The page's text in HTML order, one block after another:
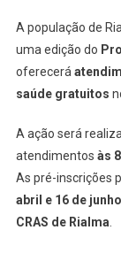
A população de
uma edição do
oferecerá
saúde gratuitos
A ação será
atendimentos às
As pré-inscrições
abril e 16 de junho
CRAS de Rialma